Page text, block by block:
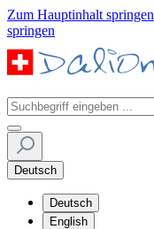
Zum Hauptinhalt springen
springen
Deutsch
Deutsch
English